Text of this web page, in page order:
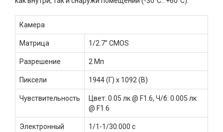
Камера
Матрица 1/2.7” CMOS
Разрешение 2 Мп
Пиксели 1944 (Г) x 1092 (В)
Чувствительность
Цвет: 0.05 лк @ F1.6, Ч/б: 0.005 лк
@ F1.6
Электронный
1/1-1/30.000 с